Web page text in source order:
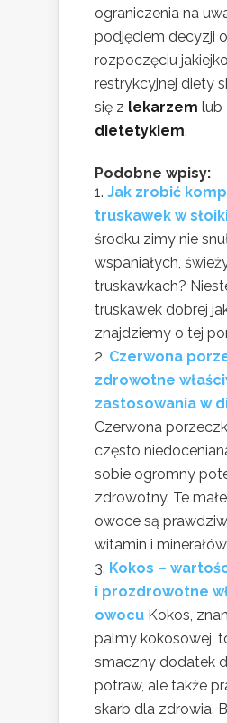
ograniczenia na
podjęciem decyzji o
rozpoczęciu
restrykcyjnej diety
się z lekarzem lub
dietetykiem.
Podobne wpisy:
Jak zrobić
truskawek w
środku zimy nie
wspaniałych,
truskawkach?
truskawek dobrej
znajdziemy o tej
Czerwona
zdrowotne
zastosowania w
Czerwona
często
sobie ogromny
zdrowotny. Te
owoce są
witamin i
Kokos –
i prozdrowotne
owocu Kokos,
palmy kokosowej,
smaczny dodatek
potraw, ale także
skarb dla zdrowia.